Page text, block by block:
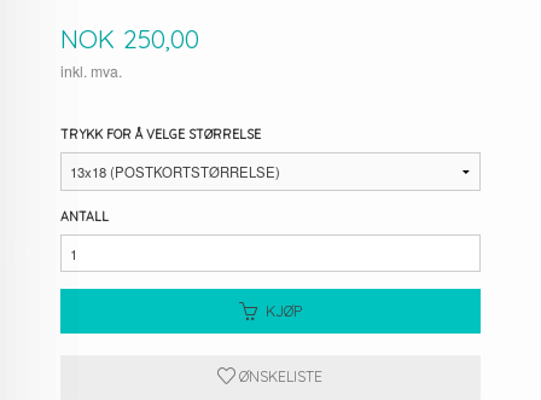
Pris
NOK 250,00
inkl. mva.
TRYKK FOR Å VELGE STØRRELSE
ANTALL
KJØP
ØNSKELISTE